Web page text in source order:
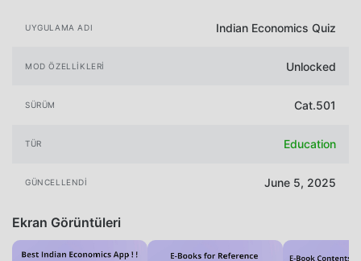
UYGULAMA ADI Indian Economics Quiz
MOD ÖZELLIKLERI Unlocked
SÜRÜM Cat.501
TÜR Education
GÜNCELLENDI June 5, 2025
Ekran Görüntüleri